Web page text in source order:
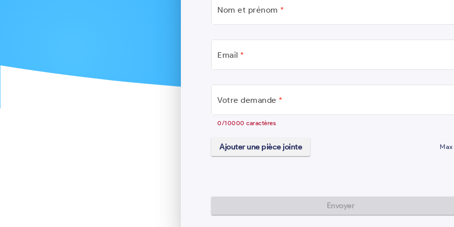
Nom et prénom *
Email *
Votre demande *
0/10000 caractères
Ajouter une pièce jointe
Envoyer